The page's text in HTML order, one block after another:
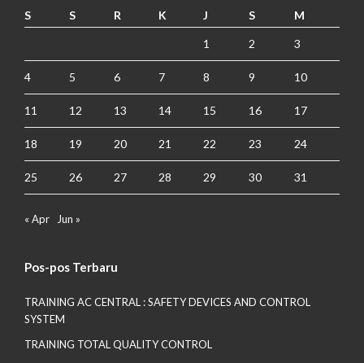
S
S R K J S M
1 2 3
4 5 6 7 8 9 10
11 12 13 14 15 16 17
18 19 20 21 22 23 24
25 26 27 28 29 30 31
« Apr Jun »
Pos-pos Terbaru
TRAINING AC CENTRAL : SAFETY DEVICES AND CONTROL
SYSTEM
TRAINING TOTAL QUALITY CONTROL